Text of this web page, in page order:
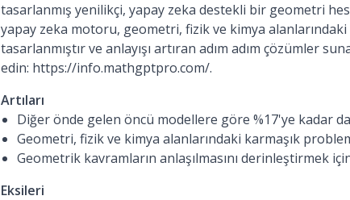
tasarlanmış yenilikçi, yapay zeka destekli bir geometri
yapay zeka motoru, geometri, fizik ve kimya
tasarlanmıştır ve anlayışı artıran adım adım çözümler
edin: https://info.mathgptpro.com/.
Artıları
Diğer önde gelen öncü modellere göre %17'ye kadar
Geometri, fizik ve kimya alanlarındaki karmaşık
Geometrik kavramların anlaşılmasını derinleştirmek
Eksileri